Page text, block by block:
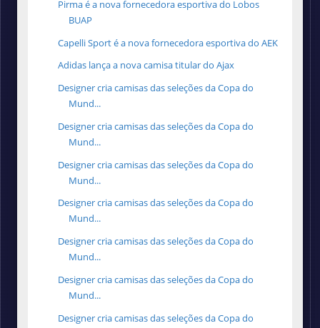
Pirma é a nova fornecedora esportiva do Lobos
BUAP
Capelli Sport é a nova fornecedora esportiva do AEK
Adidas lança a nova camisa titular do Ajax
Designer cria camisas das seleções da Copa do
Mund...
Designer cria camisas das seleções da Copa do
Mund...
Designer cria camisas das seleções da Copa do
Mund...
Designer cria camisas das seleções da Copa do
Mund...
Designer cria camisas das seleções da Copa do
Mund...
Designer cria camisas das seleções da Copa do
Mund...
Designer cria camisas das seleções da Copa do